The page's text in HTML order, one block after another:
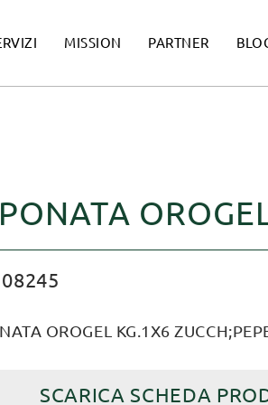
MISSION PARTNER
OROGEL KG.1X6
SCARICA SCHEDA